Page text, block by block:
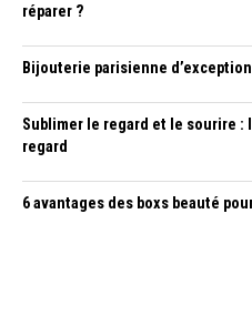
réparer ?
Bijouterie parisienne
Sublimer le regard et le sourire :
regard
6 avantages des boxs beauté